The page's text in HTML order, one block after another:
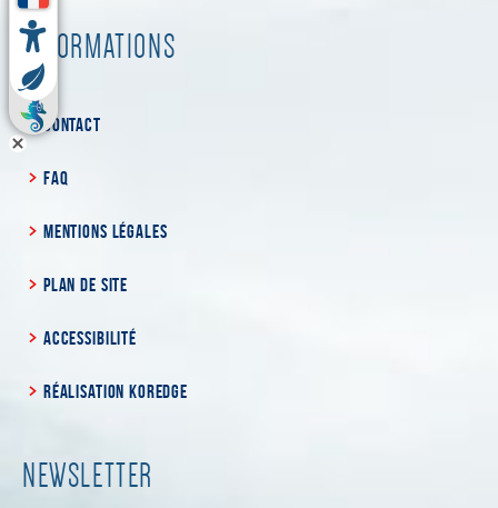
INFORMATIONS
CONTACT
FAQ
MENTIONS LÉGALES
PLAN DE SITE
ACCESSIBILITÉ
RÉALISATION KOREDGE
NEWSLETTER